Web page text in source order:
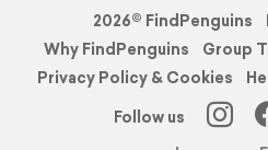
2026© FindPenguins
Why FindPenguins
Group
Privacy Policy & Cookies
Follow us